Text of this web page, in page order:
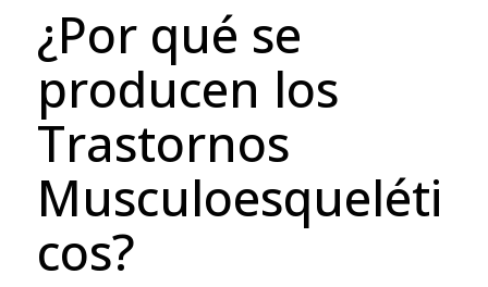
¿Por qué se
producen los
Trastornos
Musculoesqueléti
cos?